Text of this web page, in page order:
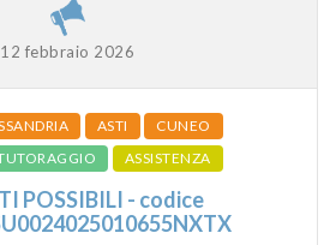
12 febbraio 2026
ASTI
CUNEO
ASSISTENZA
POSSIBILI - codice